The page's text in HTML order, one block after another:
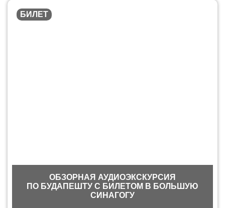
БИЛЕТ
ОБЗОРНАЯ АУДИОЭКСКУРСИЯ
ПО БУДАПЕШТУ С БИЛЕТОМ В БОЛЬШУЮ
СИНАГОГУ